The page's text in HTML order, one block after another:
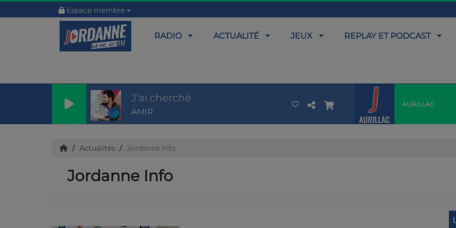
Espace membre
RADIO ACTUALITÉ JEUX REPLAY ET PODCAST
J'ai cherché
AMIR
AURILLAC
Actualités Jordanne Info
Jordanne Info